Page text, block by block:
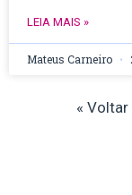
LEIA MAIS »
Mateus Carneiro
« Voltar